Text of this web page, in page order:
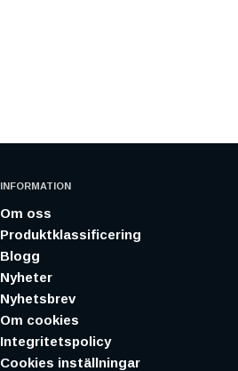
INFORMATION
Om oss
Produktklassificering
Blogg
Nyheter
Nyhetsbrev
Om cookies
Integritetspolicy
Cookies inställningar